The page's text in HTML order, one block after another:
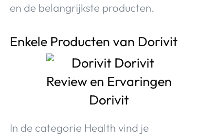
en de belangrijkste producten.
Enkele Producten van Dorivit
In de categorie Health vind je